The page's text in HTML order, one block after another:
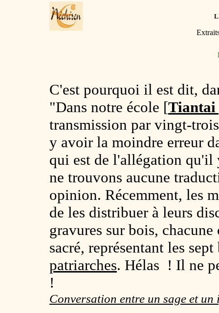
C'est pourquoi il est dit,
"Dans notre école [Tiantai
transmission par vingt-
y avoir la moindre erreur
qui est de l'allégation
ne trouvons aucune
opinion. Récemment, les
de les distribuer à leurs
gravures sur bois,
sacré, représentant les
patriarches. Hélas ! Il ne
!
Conversation entre un sage et